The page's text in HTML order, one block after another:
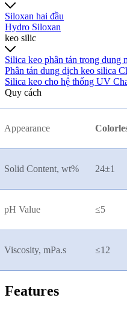
Siloxan hai đầu
Hydro Siloxan
keo silic
Silica keo phân tán trong
Phân tán dung dịch keo silica
Silica keo cho hệ thống UV
Quy cách
Appearance
Solid Content, wt% 24±1
pH Value ≤5
Viscosity, mPa.s ≤12
Features